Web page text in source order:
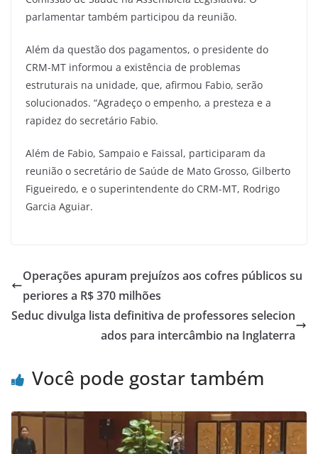
parlamentar também participou da reunião.
Além da questão dos pagamentos, o presidente do
CRM-MT informou a existência de problemas
estruturais na unidade, que, afirmou Fabio, serão
solucionados. “Agradeço o empenho, a presteza e a
rapidez do secretário Fabio.
Além de Fabio, Sampaio e Faissal, participaram da
reunião o secretário de Saúde de Mato Grosso, Gilberto
Figueiredo, e o superintendente do CRM-MT, Rodrigo
Garcia Aguiar.
Operações apuram prejuízos aos cofres públicos su
periores a R$ 370 milhões
Seduc divulga lista definitiva de professores selecion
ados para intercâmbio na Inglaterra
Você pode gostar também